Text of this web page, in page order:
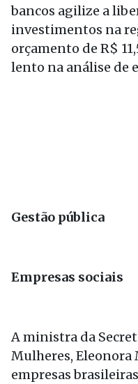
bancos agilize a
investimentos na
orçamento de R$
lento na análise de
Gestão pública
Empresas sociais
A ministra da
Mulheres, Eleonora
empresas